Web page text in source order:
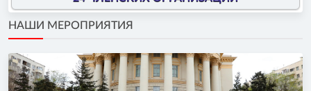
НАШИ МЕРОПРИЯТИЯ